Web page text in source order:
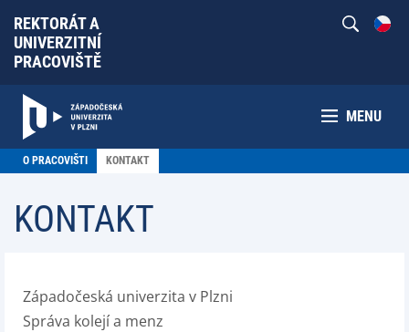
REKTORÁT A
UNIVERZITNÍ
PRACOVIŠTĚ
MENU
O PRACOVIŠTI KONTAKT
KONTAKT
Západočeská univerzita v Plzni
Správa kolejí a menz